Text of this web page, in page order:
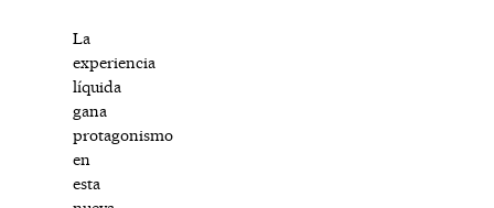
La
experiencia
líquida
gana
protagonismo
en
esta